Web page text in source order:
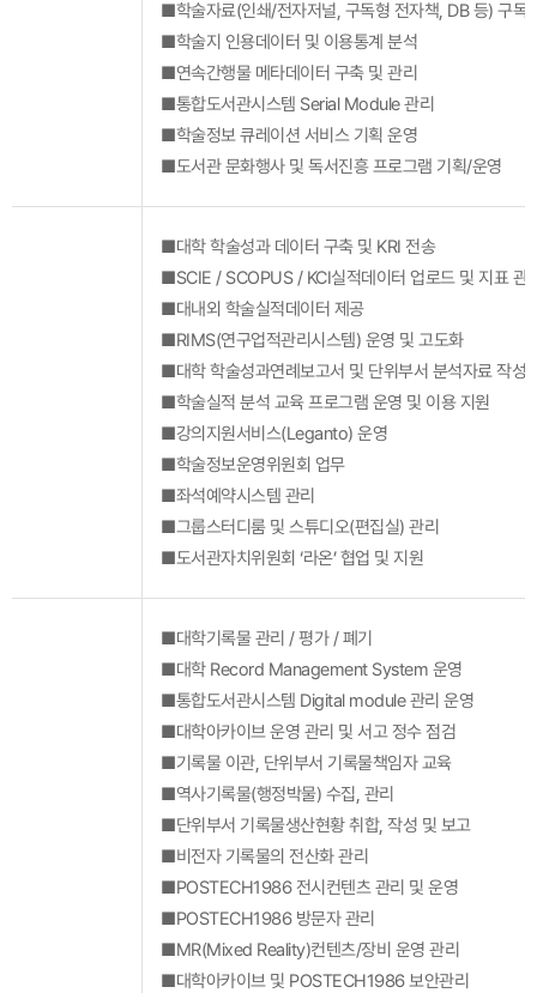
■학술자료(인쇄/전자저널, 구독형 전자책, DB 등) 구독
■학술지 인용데이터 및 이용통계 분석
■연속간행물 메타데이터 구축 및 관리
■통합도서관시스템 Serial Module 관리
■학술정보 큐레이션 서비스 기획 운영
■도서관 문화행사 및 독서진흥 프로그램 기획/운영
■대학 학술성과 데이터 구축 및 KRI 전송
■SCIE / SCOPUS / KCI실적데이터 업로드 및 지표 관
■대내외 학술실적데이터 제공
■RIMS(연구업적관리시스템) 운영 및 고도화
■대학 학술성과연례보고서 및 단위부서 분석자료 작성
■학술실적 분석 교육 프로그램 운영 및 이용 지원
■강의지원서비스(Leganto) 운영
■학술정보운영위원회 업무
■좌석예약시스템 관리
■그룹스터디룸 및 스튜디오(편집실) 관리
■도서관자치위원회 ‘라온’ 협업 및 지원
■대학기록물 관리 / 평가 / 폐기
■대학 Record Management System 운영
■통합도서관시스템 Digital module 관리 운영
■대학아카이브 운영 관리 및 서고 정수 점검
■기록물 이관, 단위부서 기록물책임자 교육
■역사기록물(행정박물) 수집, 관리
■단위부서 기록물생산현황 취합, 작성 및 보고
■비전자 기록물의 전산화 관리
■POSTECH1986 전시컨텐츠 관리 및 운영
■POSTECH1986 방문자 관리
■MR(Mixed Reality)컨텐츠/장비 운영 관리
■대학아카이브 및 POSTECH1986 보안관리